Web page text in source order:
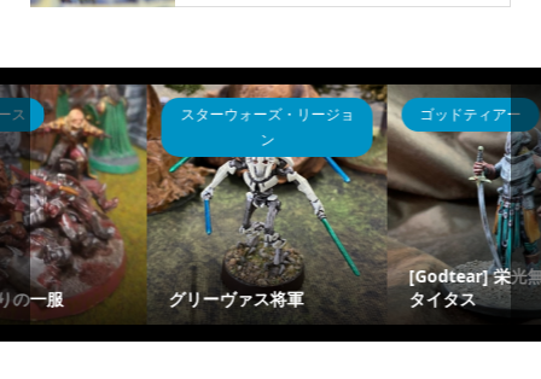
ゴッドティアー
[Godtear] 栄光無き者、
タイタス
ヘヴィギア
ダークチーター（ブラッ
クタロン偵察機）